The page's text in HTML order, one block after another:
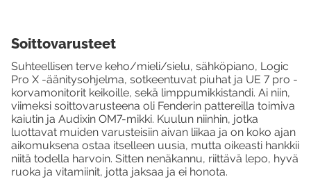
Soittovarusteet
Suhteellisen terve keho/mieli/sielu, sähköpiano, Logic
Pro X -äänitysohjelma, sotkeentuvat piuhat ja UE 7 pro -
korvamonitorit keikoille, sekä limppumikkistandi. Ai niin,
viimeksi soittovarusteena oli Fenderin pattereilla toimiva
kaiutin ja Audixin OM7-mikki. Kuulun niinhin, jotka
luottavat muiden varusteisiin aivan liikaa ja on koko ajan
aikomuksena ostaa itselleen uusia, mutta oikeasti hankkii
niitä todella harvoin. Sitten nenäkannu, riittävä lepo, hyvä
ruoka ja vitamiinit, jotta jaksaa ja ei honota.